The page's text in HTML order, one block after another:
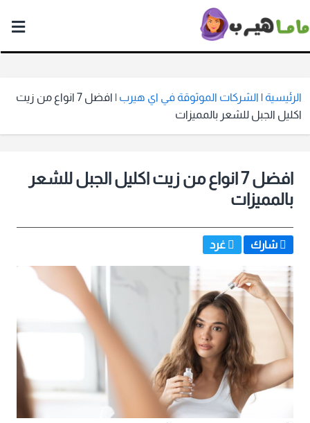
الرئيسية | الشركات الموثوقة في اي هيرب |
افضل 7 انواع من زيت
اكليل الجبل للشعر بالمميزات
افضل 7 انواع من زيت اكليل الجبل للشعر
بالمميزات
شارك غرد